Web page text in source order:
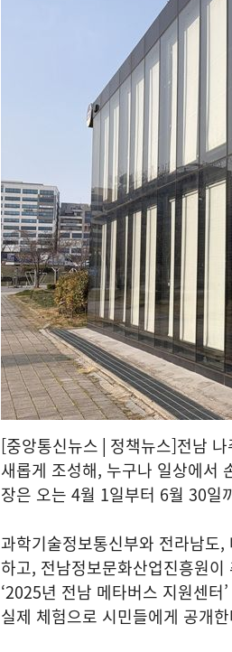
[중앙통신뉴스│정책뉴스]전남
새롭게 조성해, 누구나 일상에서
장은 오는 4월 1일부터 6월 30일
과학기술정보통신부와 전라남도,
하고, 전남정보문화산업진흥원이
‘2025년 전남 메타버스 지원센터
실제 체험으로 시민들에게 공개